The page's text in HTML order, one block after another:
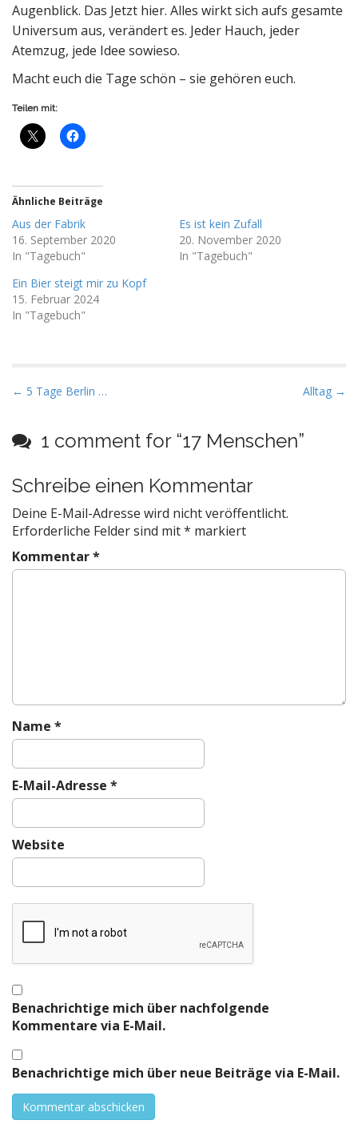
Augenblick. Das Jetzt hier. Alles wirkt sich aufs gesamte
Universum aus, verändert es. Jeder Hauch, jeder
Atemzug, jede Idee sowieso.
Macht euch die Tage schön – sie gehören euch.
Teilen mit:
Ähnliche Beiträge
Aus der Fabrik
16. September 2020
In "Tagebuch"
Es ist kein Zufall
20. November 2020
In "Tagebuch"
Ein Bier steigt mir zu Kopf
15. Februar 2024
In "Tagebuch"
P
s
n
a
v
i
g
a
← 5 Tage Berlin … Alltag →
1 comment for “17 Menschen”
Schreibe einen Kommentar
Deine E-Mail-Adresse wird nicht veröffentlicht.
Erforderliche Felder sind mit* markiert
Kommentar*
Name *
E-Mail-Adresse *
Website
Benachrichtige mich über nachfolgende
Kommentare via E-Mail.
Benachrichtige mich über neue Beiträge via E-Mail.